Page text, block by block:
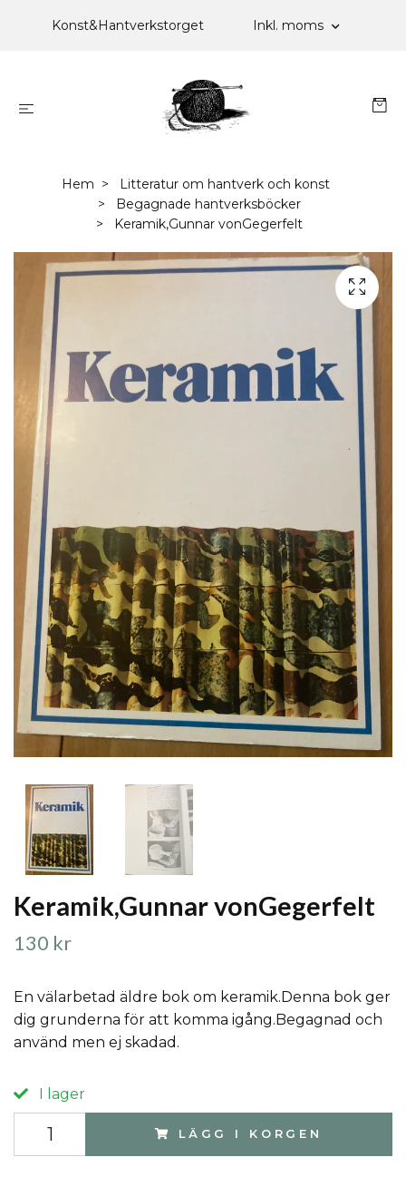
Konst&Hantverkstorget Inkl. moms
Hem
Litteratur om hantverk och konst
Begagnade hantverksböcker
Keramik,Gunnar vonGegerfelt
Keramik,Gunnar vonGegerfelt
130 kr
En välarbetad äldre bok om keramik.Denna bok ger
dig grunderna för att komma igång.Begagnad och
använd men ej skadad.
I lager
LÄGG I KORGEN